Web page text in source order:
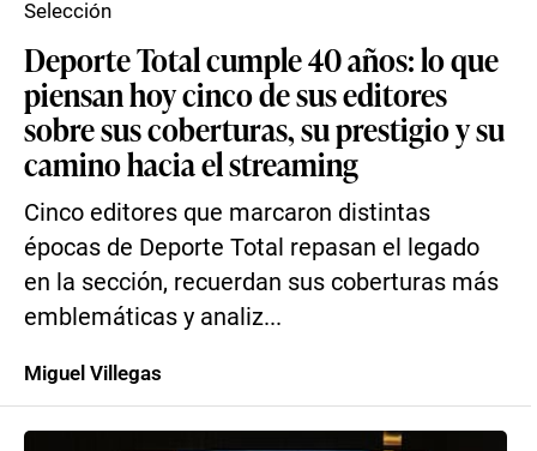
Deporte Total cumple 40 años: lo que
piensan hoy cinco de sus editores
sobre sus coberturas, su prestigio y su
camino hacia el streaming
Cinco editores que marcaron distintas
épocas de Deporte Total repasan el legado
en la sección, recuerdan sus coberturas más
emblemáticas y analiz...
Selección
Miguel Villegas